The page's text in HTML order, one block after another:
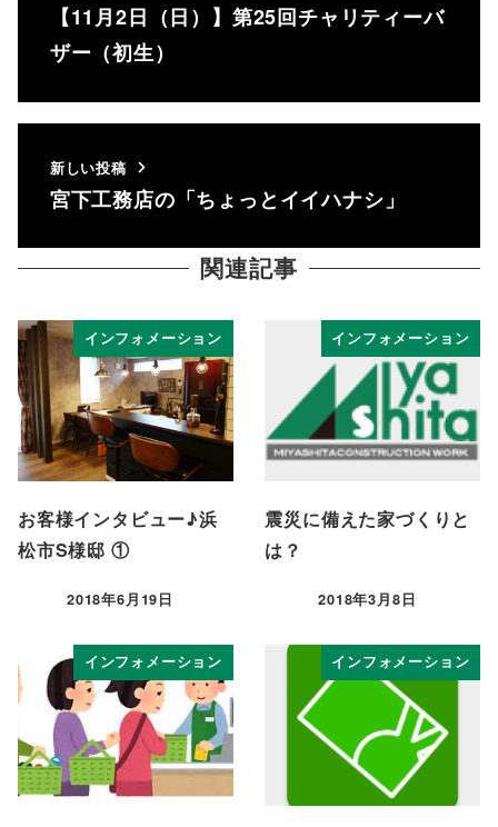
【11月2日（日）】第25回チャリティーバ
ザー（初生）
新しい投稿
宮下工務店の「ちょっとイイハナシ」
関連記事
インフォメーション
お客様インタビュー♪浜
松市S様邸 ①
投稿日
2018年6月19日
インフォメーション
震災に備えた家づくりと
は？
投稿日
2018年3月8日
インフォメーション インフォメーション